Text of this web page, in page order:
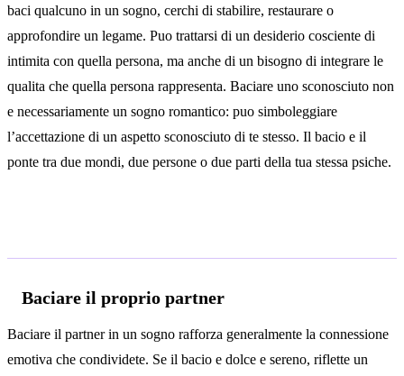
baci qualcuno in un sogno, cerchi di stabilire, restaurare o
approfondire un legame. Puo trattarsi di un desiderio cosciente di
intimita con quella persona, ma anche di un bisogno di integrare le
qualita che quella persona rappresenta. Baciare uno sconosciuto non
e necessariamente un sogno romantico: puo simboleggiare
l’accettazione di un aspetto sconosciuto di te stesso. Il bacio e il
ponte tra due mondi, due persone o due parti della tua stessa psiche.
Baciare il proprio partner
Baciare il partner in un sogno rafforza generalmente la connessione
emotiva che condividete. Se il bacio e dolce e sereno, riflette un